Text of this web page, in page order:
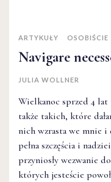
ARTYKUŁY OSOBIŚCIE
Navigare
JULIA WOLLNER
Wielkanoc sprzed 4
także takich, które
nich wzrasta we mnie i
pełna szczęścia i
przyniosły wezwanie
których jesteście